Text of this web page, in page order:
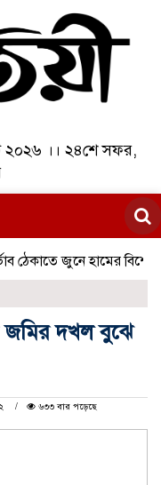
২০২৬ ।। ২৪শে সফর,
জুনে হামের বিশেষ
জমির দখল বুঝে
৬৩৩ বার পড়েছে